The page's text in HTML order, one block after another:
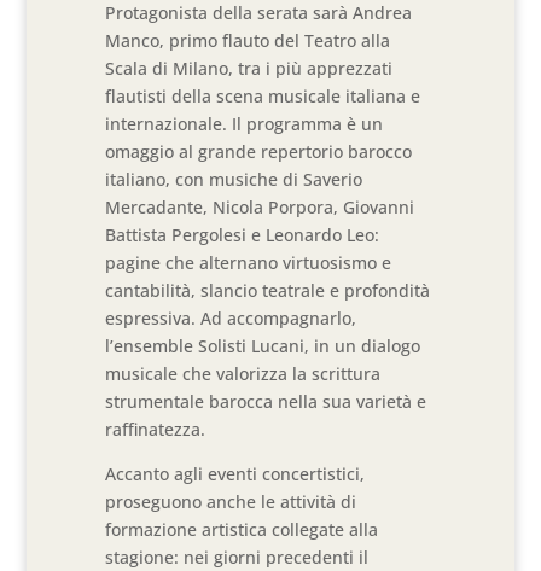
Protagonista della serata sarà Andrea
Manco, primo flauto del Teatro alla
Scala di Milano, tra i più apprezzati
flautisti della scena musicale italiana e
internazionale. Il programma è un
omaggio al grande repertorio barocco
italiano, con musiche di Saverio
Mercadante, Nicola Porpora, Giovanni
Battista Pergolesi e Leonardo Leo:
pagine che alternano virtuosismo e
cantabilità, slancio teatrale e profondità
espressiva. Ad accompagnarlo,
l’ensemble Solisti Lucani, in un dialogo
musicale che valorizza la scrittura
strumentale barocca nella sua varietà e
raffinatezza.
Accanto agli eventi concertistici,
proseguono anche le attività di
formazione artistica collegate alla
stagione: nei giorni precedenti il